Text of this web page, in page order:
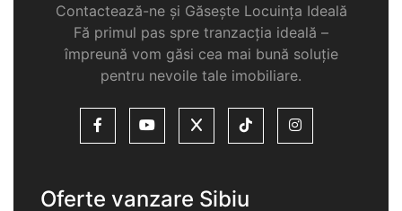
Contactează-ne și Găsește Locuința Ideală
Fă primul pas spre tranzacția ideală –
împreună vom găsi cea mai bună soluție
pentru nevoile tale imobiliare.
Oferte vanzare Sibiu